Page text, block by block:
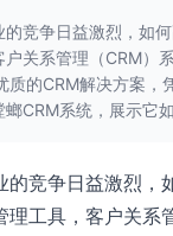
竞争日益激烈，如
关系管理（CRM）
质的CRM解决方案
CRM系统，展示它
的竞争日益激烈
理工具，客户关